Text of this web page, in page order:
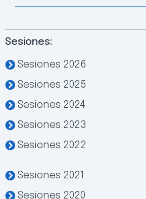
Sesiones:
Sesiones 2026
Sesiones 2025
Sesiones 2024
Sesiones 2023
Sesiones 2022
Sesiones 2021
Sesiones 2020